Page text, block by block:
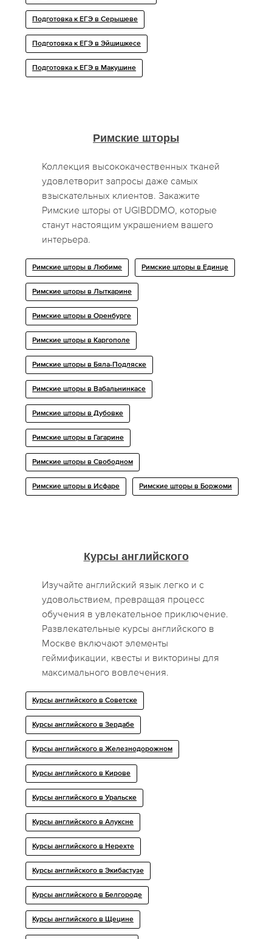
Подготовка к ЕГЭ в Серышеве
Подготовка к ЕГЭ в Эйшишкесе
Подготовка к ЕГЭ в Макушине
Римские шторы
Коллекция высококачественных тканей
удовлетворит запросы даже самых
взыскательных клиентов. Закажите
Римские шторы от UGIBDDMO, которые
станут настоящим украшением вашего
интерьера.
Римские шторы в Любиме Римские шторы в Единце
Римские шторы в Лыткарине
Римские шторы в Оренбурге
Римские шторы в Каргополе
Римские шторы в Бяла-Подляске
Римские шторы в Вабальнинкасе
Римские шторы в Дубовке
Римские шторы в Гагарине
Римские шторы в Свободном
Римские шторы в Исфаре Римские шторы в Боржоми
Курсы английского
Изучайте английский язык легко и с
удовольствием, превращая процесс
обучения в увлекательное приключение.
Развлекательные курсы английского в
Москве включают элементы
геймификации, квесты и викторины для
максимального вовлечения.
Курсы английского в Советске
Курсы английского в Зердабе
Курсы английского в Железнодорожном
Курсы английского в Кирове
Курсы английского в Уральске
Курсы английского в Алуксне
Курсы английского в Нерехте
Курсы английского в Экибастузе
Курсы английского в Белгороде
Курсы английского в Щецине